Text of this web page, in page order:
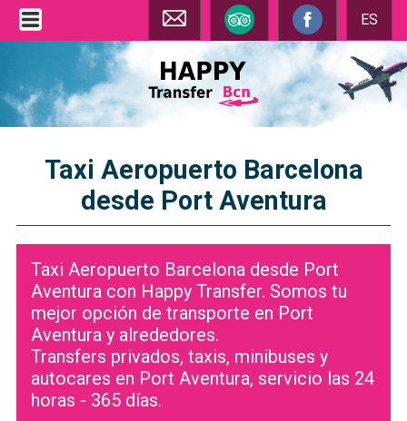
ES
Taxi Aeropuerto Barcelona
desde Port Aventura
Taxi Aeropuerto Barcelona desde Port
Aventura con Happy Transfer. Somos tu
mejor opción de transporte en Port
Aventura y alrededores.
Transfers privados, taxis, minibuses y
autocares en Port Aventura, servicio las 24
horas - 365 días.